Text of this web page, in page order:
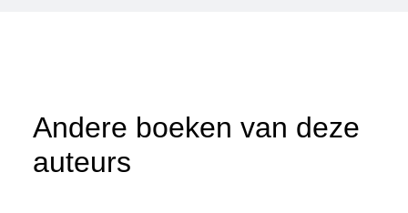
Andere boeken van deze
auteurs